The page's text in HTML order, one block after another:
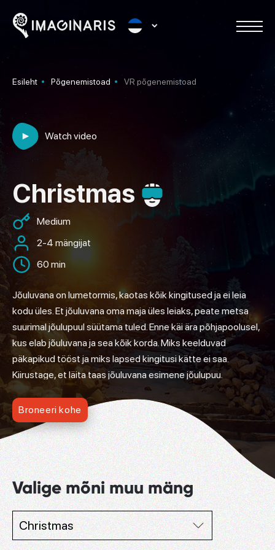
Esileht Põgenemistoad VR põgenemistoad
Watch video
Christmas
Medium
2-4 mängijat
60 min
Jõuluvana on lumetormis, kaotas kõik kingitused ja ei leia
kodu üles. Et jõuluvana oma maja üles leiaks, peate metsa
suurimal jõulupuul süütama tuled. Enne käi ära põhjapoolusel,
kus elab jõuluvana ja sea kõik korda. Miks keelduvad
päkapikud tööst ja miks lapsed kingitusi kätte ei saa.
Kiirustage, et läita taas jõuluvana esimene jõulupuu.
Broneeri kohe
Valige mõni muu mäng